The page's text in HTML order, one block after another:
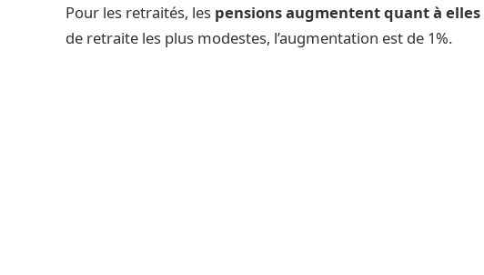
Pour les retraités, les pensions augmentent quant à elles
de retraite les plus modestes, l’augmentation est de 1%.